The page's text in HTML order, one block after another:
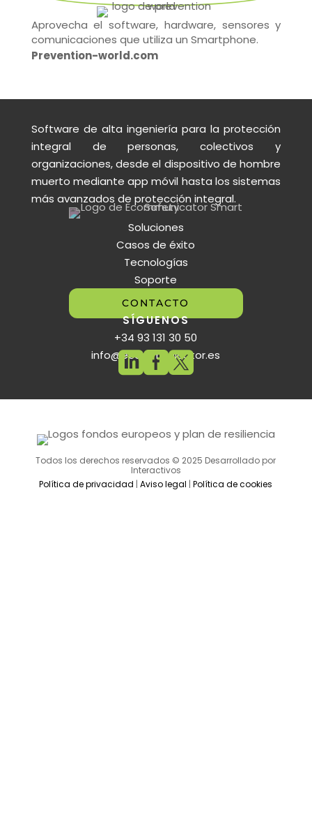
Aprovecha el software, hardware, sensores y
comunicaciones que utiliza un Smartphone.
Prevention-world.com
Software de alta ingeniería para la protección
integral de personas, colectivos y
organizaciones, desde el dispositivo de hombre
muerto mediante app móvil hasta los sistemas
más avanzados de protección integral.
Soluciones
Casos de éxito
Tecnologías
Soporte
CONTACTO
SÍGUENOS
+34 93 131 30 50
info@ecommunicator.es
  
Todos los derechos reservados © 2025 Desarrollado por
Interactivos
Política de privacidad |Aviso legal |Política de cookies